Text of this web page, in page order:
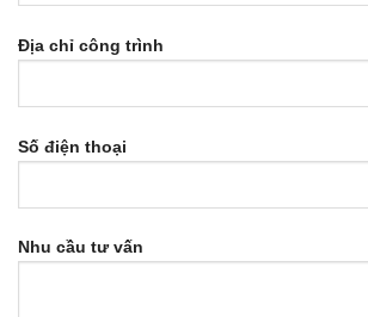
Địa chỉ công trình
Số điện thoại
Nhu cầu tư vấn